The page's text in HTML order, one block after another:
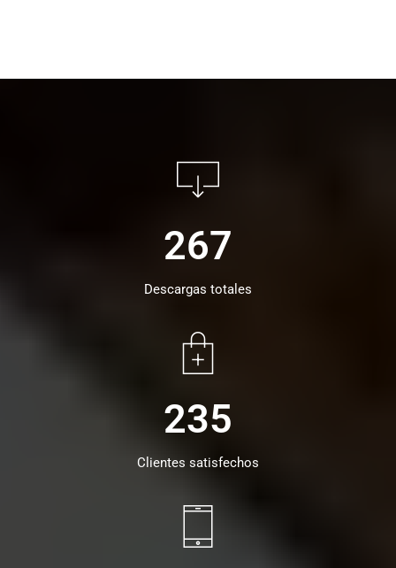
267
Descargas totales
235
Clientes satisfechos